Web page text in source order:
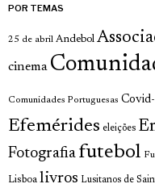
POR TEMAS
25 de abril Andebol
cinema
Comunidades Portuguesas
Efemérides eleições
Fotografia futebol
Lisboa livros Lusitanos de